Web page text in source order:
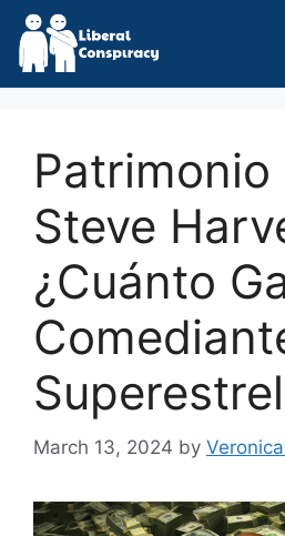
Skip
content
Steve
¿Cuánto
March 13, 2024 by